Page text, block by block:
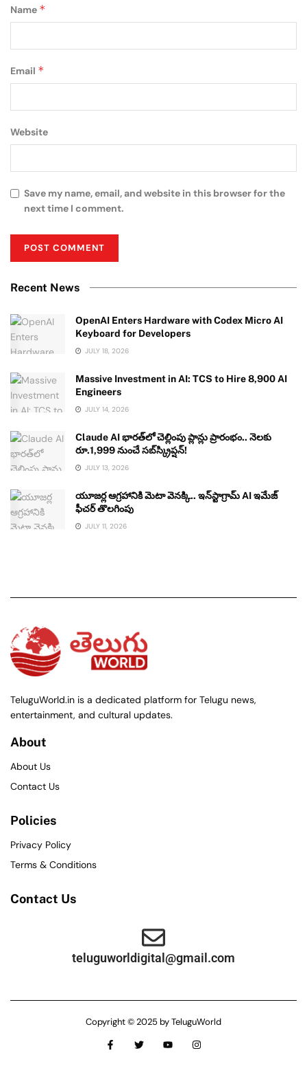
Name *
Email *
Website
Save my name, email, and website in this browser for the
next time I comment.
Recent News
OpenAI Enters Hardware with Codex Micro AI
Keyboard for Developers
JULY 18, 2026
Massive Investment in AI: TCS to Hire 8,900 AI
Engineers
JULY 14, 2026
Claude AI భారత్‌లో చెల్లింపు ప్లాన్లు ప్రారంభం.. నెలకు
రూ.1,999 నుంచే సబ్‌స్క్రిప్షన్!
JULY 13, 2026
యూజర్ల ఆగ్రహానికి మెటా వెనక్కి.. ఇన్‌స్టాగ్రామ్ AI ఇమేజ్
ఫీచర్ తొలగింపు
JULY 11, 2026
TeluguWorld.in is a dedicated platform for Telugu news,
entertainment, and cultural updates.
About
About Us
Contact Us
Policies
Privacy Policy
Terms & Conditions
Contact Us
teluguworldigital@gmail.com
Copyright © 2025 by TeluguWorld